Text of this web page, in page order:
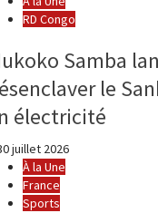
RD Congo
Samba
le
électricité
juillet 2026
À la Une
France
Sports